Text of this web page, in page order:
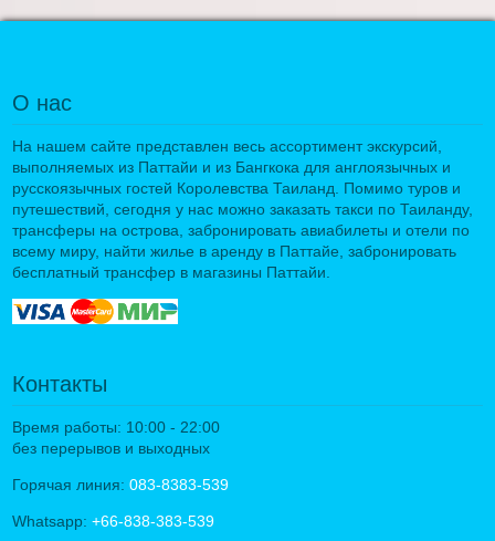
О нас
На нашем сайте представлен весь ассортимент экскурсий,
выполняемых из Паттайи и из Бангкока для англоязычных и
русскоязычных гостей Королевства Таиланд. Помимо туров и
путешествий, сегодня у нас можно заказать такси по Таиланду,
трансферы на острова, забронировать авиабилеты и отели по
всему миру, найти жилье в аренду в Паттайе, забронировать
бесплатный трансфер в магазины Паттайи.
Контакты
Время работы: 10:00 - 22:00
без перерывов и выходных
Горячая линия: 083-8383-539
Whatsapp: +66-838-383-539